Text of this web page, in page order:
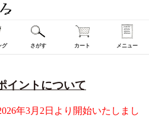
グ さがす カート メニュー
イントについて
年3月2日より開始いたしまし